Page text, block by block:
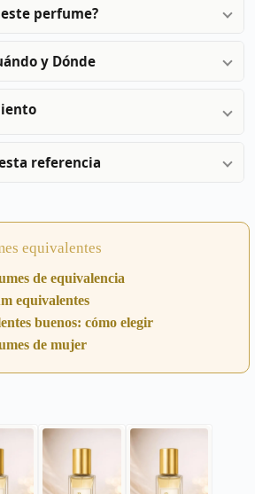
perfume?
y Dónde
referencia
equivalentes
de equivalencia
equivalentes
buenos: cómo elegir
de mujer